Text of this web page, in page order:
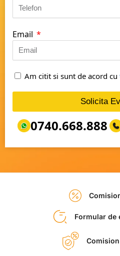
Email
Am citit si sunt de acord cu
Solicita
0740.668.888
Formular de